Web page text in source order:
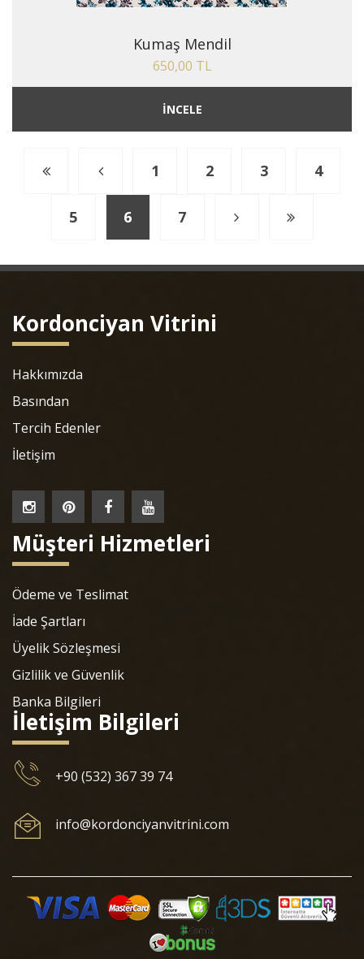
Kumaş Mendil
650,00 TL
İNCELE
1 2 3 4
5 6 7
Kordonciyan Vitrini
Hakkımızda
Basından
Tercih Edenler
İletişim
Müşteri Hizmetleri
Ödeme ve Teslimat
İade Şartları
Üyelik Sözleşmesi
Gizlilik ve Güvenlik
Banka Bilgileri
İletişim Bilgileri
+90 (532) 367 39 74
info@kordonciyanvitrini.com